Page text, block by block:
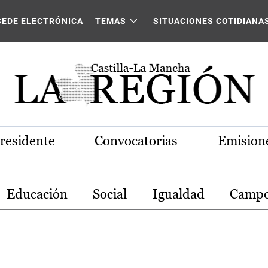
La Mancha
ELECTRÓNICA TEMAS SITUACIONES
Convocatorias
Educación Social Igualdad